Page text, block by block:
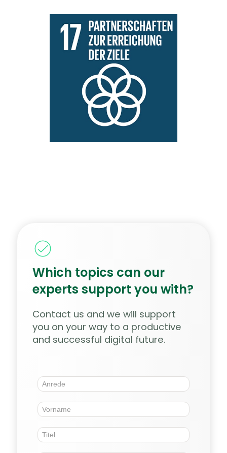
Which topics can our
experts support you with?
Contact us and we will support
you on your way to a productive
and successful digital future.